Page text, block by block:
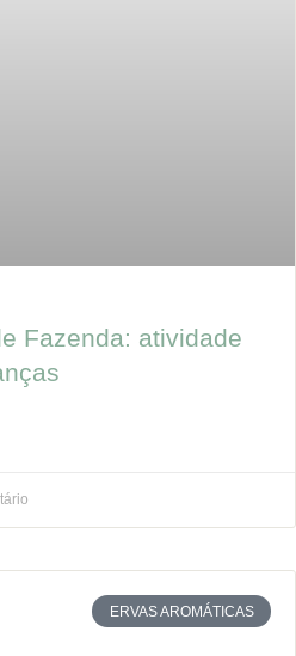
Fazenda: atividade
ERVAS AROMÁTICAS